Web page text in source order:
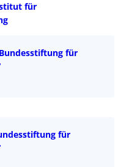
für
für
für